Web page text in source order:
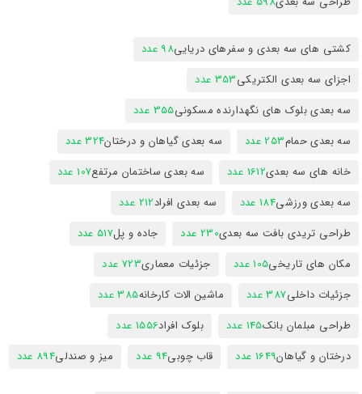
کشتی های سه بعدی و سفرهای دریایی98 عدد
اجزای سه بعدی الکتریکی353 عدد
سه بعدی بلوک های نگهدارنده مسکونی355 عدد
سه بعدی حمام253 عدد سه بعدی گیاهان و درختان324 عدد
خانه های سه بعدی1612 عدد سه بعدی ساختمان مرتفع107 عدد
سه بعدی ورزشی184 عدد سه بعدی افراد212 عدد
طراحی تریدی بافت سه بعدی230 عدد جاده و پل517 عدد
مکان های تاریخی105 عدد جزئیات معماری723 عدد
جزئیات داخلی387 عدد ماشین الات کارخانه385 عدد
طراحی مبلمان بانک145 عدد بلوک افراد1556 عدد
درختان و گیاهان1649 عدد قاب چوبی94 عدد میز و صندلی894 عدد